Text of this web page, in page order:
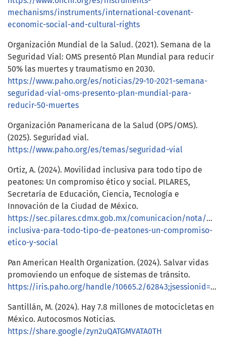
mechanisms/instruments/international-covenant-
economic-social-and-cultural-rights
Organización Mundial de la Salud. (2021). Semana de la
Seguridad Vial: OMS presentó Plan Mundial para reducir
50% las muertes y traumatismo en 2030.
https://www.paho.org/es/noticias/29-10-2021-semana-
seguridad-vial-oms-presento-plan-mundial-para-
reducir-50-muertes
Organización Panamericana de la Salud (OPS/OMS).
(2025). Seguridad vial.
https://www.paho.org/es/temas/seguridad-vial
Ortiz, A. (2024). Movilidad inclusiva para todo tipo de
peatones: Un compromiso ético y social. PILARES,
Secretaría de Educación, Ciencia, Tecnología e
Innovación de la Ciudad de México.
https://sec.pilares.cdmx.gob.mx/comunicacion/nota/
inclusiva-para-todo-tipo-de-peatones-un-compromiso-
etico-y-social
Pan American Health Organization. (2024). Salvar vidas
promoviendo un enfoque de sistemas de tránsito.
https://iris.paho.org/handle/10665.2/62843;jsessionid=833DC4BBFFF31C7244563910A2E19AFB
Santillán, M. (2024). Hay 7.8 millones de motocicletas en
México. Autocosmos Noticias.
https://share.google/zyn2uQATGMVATA0TH